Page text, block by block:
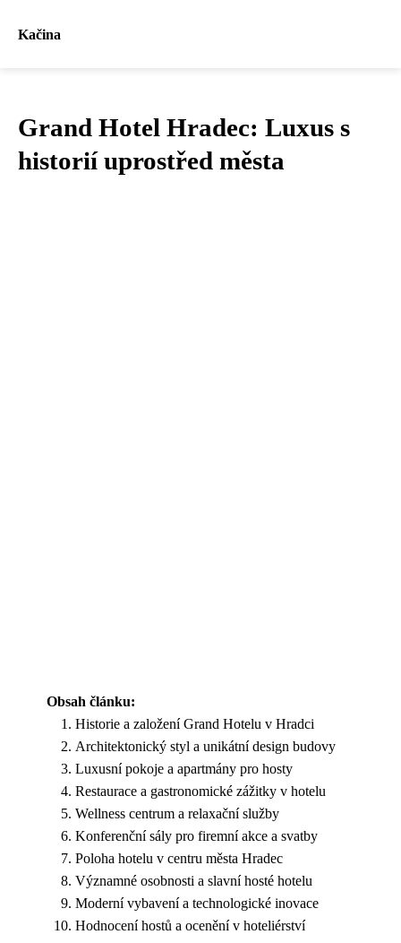
Kačina
Grand Hotel Hradec: Luxus s
historií uprostřed města
Obsah článku:
Historie a založení Grand Hotelu v Hradci
Architektonický styl a unikátní design budovy
Luxusní pokoje a apartmány pro hosty
Restaurace a gastronomické zážitky v hotelu
Wellness centrum a relaxační služby
Konferenční sály pro firemní akce a svatby
Poloha hotelu v centru města Hradec
Významné osobnosti a slavní hosté hotelu
Moderní vybavení a technologické inovace
Hodnocení hostů a ocenění v hoteliérství